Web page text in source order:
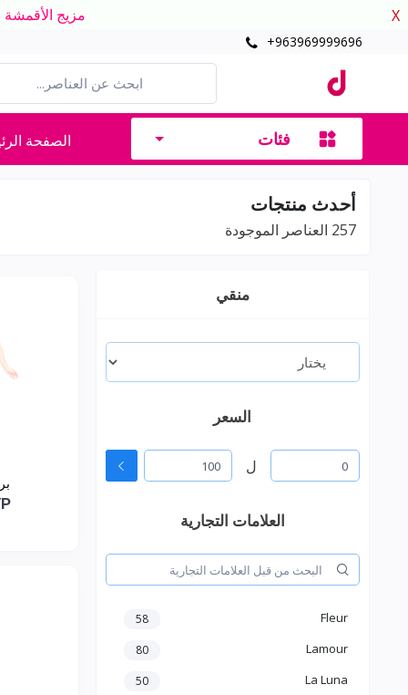
مزيج الأقمشة X
+963969999696
فئات الصفحة
أحدث منتجات
257 العناصر الموجودة
منقي
السعر
ل
العلامات التجارية
Fleur
58
Lamour
80
La Luna
50